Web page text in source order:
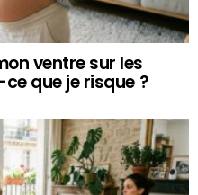
ventre sur les
que je risque ?